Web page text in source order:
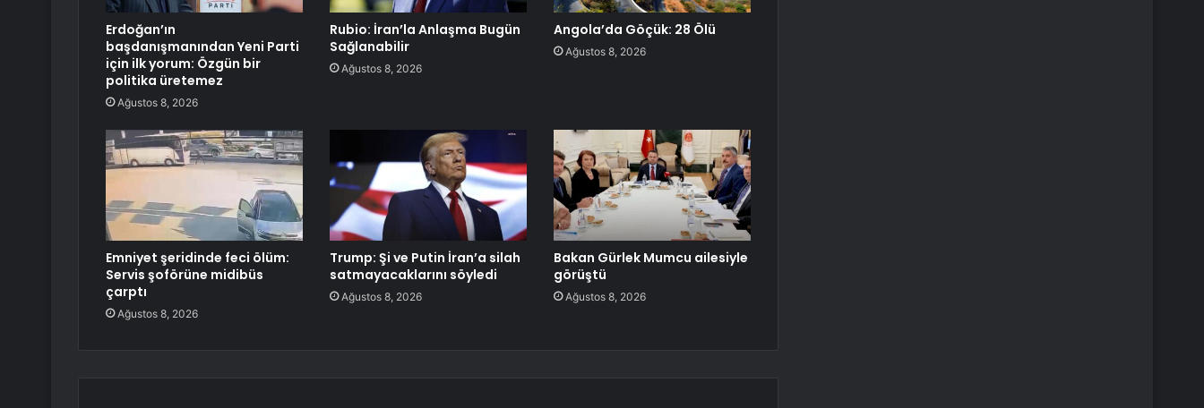
Erdoğan’ın
başdanışmanından Yeni Parti
için ilk yorum: Özgün bir
politika üretemez
Ağustos 8, 2026
Rubio: İran’la Anlaşma Bugün
Sağlanabilir
Ağustos 8, 2026
Angola’da Göçük: 28 Ölü
Ağustos 8, 2026
Emniyet şeridinde feci ölüm:
Servis şoförüne midibüs
çarptı
Ağustos 8, 2026
Trump: Şi ve Putin İran’a silah
satmayacaklarını söyledi
Ağustos 8, 2026
Bakan Gürlek Mumcu ailesiyle
görüştü
Ağustos 8, 2026